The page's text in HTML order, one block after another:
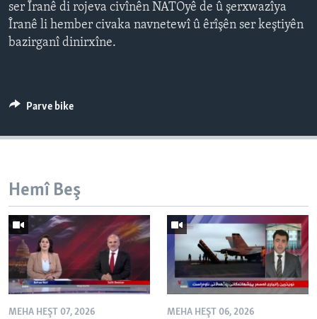
FOLLOW US
Auto
480p
ser Îranê di rojeva civînên NATOyê de û şerxwazîya
Îranê li hember civaka navnetewî û êrîşên ser keştiyên
bazirganî dinirxîne.
Parve bike
Hemî Beş
MEHA HEŞT 07, 2026 MEHA HEŞT 06, 2026